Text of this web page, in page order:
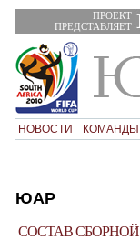
ПРОЕКТ
ПРЕДСТАВЛЯЕТ
НОВОСТИ КОМАНДЫ
ЮАР
СОСТАВ СБОРНОЙ